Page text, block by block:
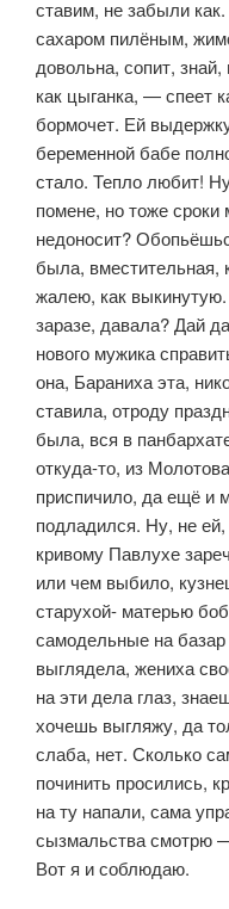
ставим, не забыли
сахаром пилёным,
довольна, сопит,
как цыганка, — спеет
бормочет. Ей
беременной бабе
стало. Тепло любит!
помене, но тоже
недоносит?
была, вместительная,
жалею, как
заразе, да­вала? Дай
нового мужика
она, Бараниха эта,
ставила, отроду
была, вся в
откуда-то, из
приспичило, да ещё и
подладился. Ну, не
кривому Павлухе
или чем выбило,
старухой- матерью
самодельные на базар
выглядела, жениха
на эти дела глаз,
хочешь выгляжу, да
слаба, нет. Сколько
починить просились,
на ту напали, сама
сызмальства смотрю
Вот я и соблюдаю.